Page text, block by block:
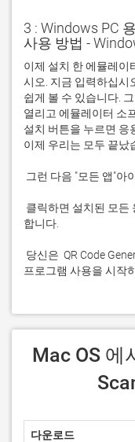
3 : Windows PC
사용 방법 -
이제 설치 한 에뮬레이
시오. 지금 입력하십시
쉽게 볼 수 있습니다.
열리고 에뮬레이터 소
설치 버튼을 누르면 응
프로그램 사용을 시작
다운로드